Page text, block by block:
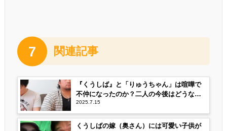
7 関連記事
『くうしば』と「りゅうちゃん」は喧嘩で
不仲になったのか？二人の今後はどうな
る！
2025.7.15
くうしばの嫁（奥さん）には可愛い子供が